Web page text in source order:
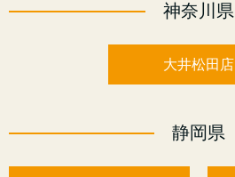
神奈川県
大井松田店
静岡県